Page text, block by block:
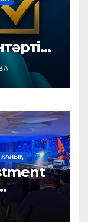
ХАЛЫҚ